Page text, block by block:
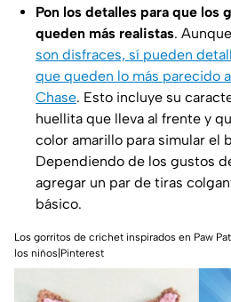
Pon los detalles para que los
queden más realistas. Aunque
son disfraces, sí pueden
que queden lo más parecido
Chase. Esto incluye su
huellita que lleva al frente y
color amarillo para simular el
Dependiendo de los gustos
agregar un par de tiras
básico.
Los gorritos de crichet inspirados en Paw
los niños|Pinterest